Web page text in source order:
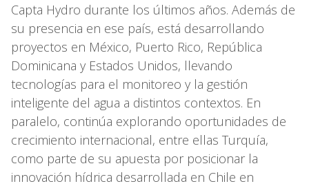
Capta Hydro durante los últimos años. Además de
su presencia en ese país, está desarrollando
proyectos en México, Puerto Rico, República
Dominicana y Estados Unidos, llevando
tecnologías para el monitoreo y la gestión
inteligente del agua a distintos contextos. En
paralelo, continúa explorando oportunidades de
crecimiento internacional, entre ellas Turquía,
como parte de su apuesta por posicionar la
innovación hídrica desarrollada en Chile en